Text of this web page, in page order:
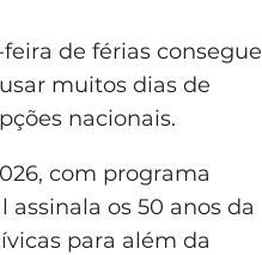
de férias consegue
muitos dias de
nacionais.
com programa
os 50 anos da
para além da